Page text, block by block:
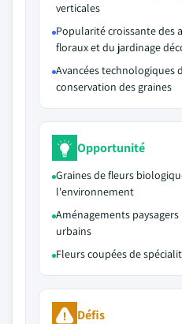
verticales
Popularité croissante des
floraux et du jardinage
Avancées technologiques
conservation des graines
Opportunité
Graines de fleurs
l'environnement
Aménagements
urbains
Fleurs coupées de
Défis